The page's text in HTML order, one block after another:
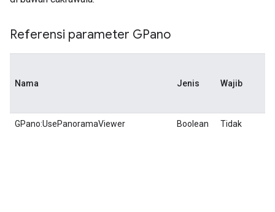
Referensi parameter GPano
Nama Jenis Wajib
GPano:UsePanoramaViewer Boolean Tidak